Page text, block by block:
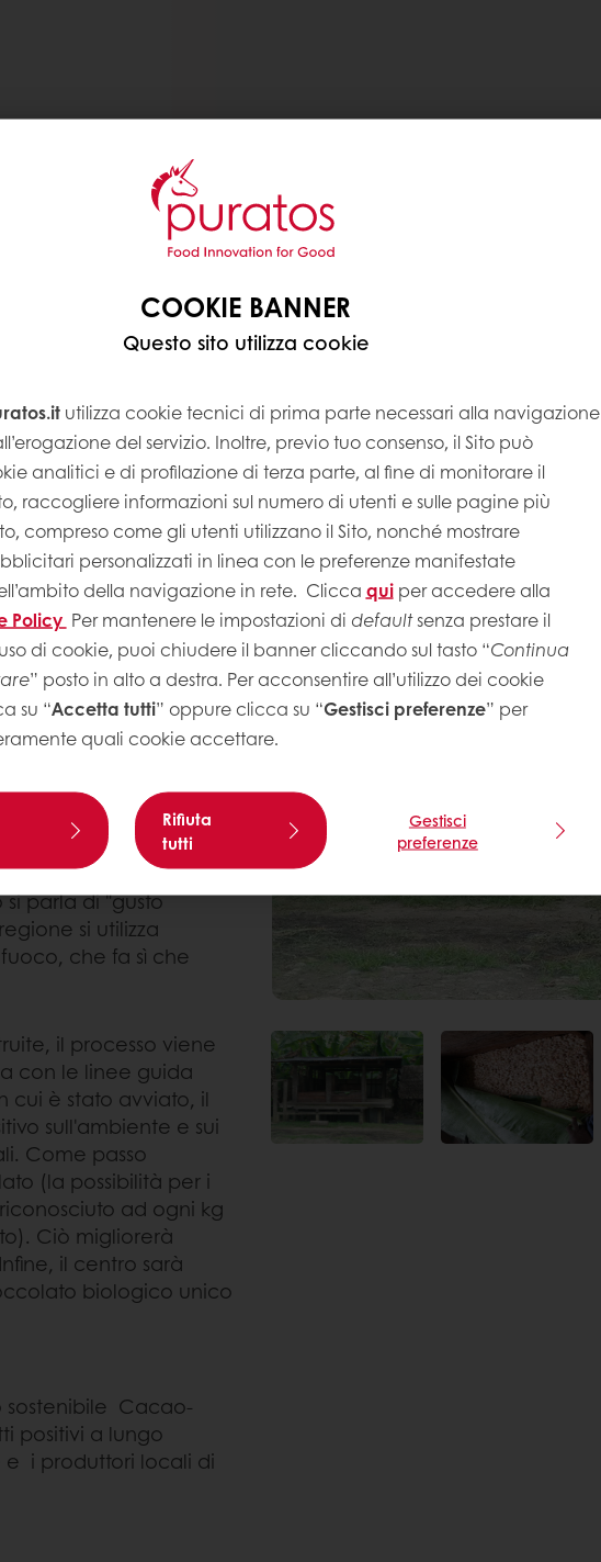
Cacao-Trace in
di
Tracein Vietnam,
in Papua Nuova
e
fave di cacao in circa
soddisfino i rigorosi
di fermentazione
la
dal gusto
e stabilire controlli di
interi container),
secondo il
di cacao di
parla di "gusto
si utilizza
che fa sì che
il processo viene
con le linee guida
cui è stato avviato, il
sull'ambiente e sui
Come passo
(la possibilità per i
ad ogni kg
Ciò migliorerà
il centro sarà
biologico unico
Cacao-
positivi a lungo
i produttori locali di
COOKIE BANNER
Questo sito utilizza cookie
utilizza cookie tecnici di prima parte necessari alla navigazione
del servizio. Inoltre, previo tuo consenso, il Sito può
analitici e di profilazione di terza parte, al fine di monitorare il
raccogliere informazioni sul numero di utenti e sulle pagine più
compreso come gli utenti utilizzano il Sito, nonché mostrare
personalizzati in linea con le preferenze manifestate
della navigazione in rete. Clicca quiper accedere alla
Policy Per mantenere le impostazioni di defaultsenza prestare il
di cookie, puoi chiudere il banner cliccando sul tasto “Continua
” posto in alto a destra. Per acconsentire all’utilizzo dei cookie
su “Accetta tutti” oppure clicca su “Gestisci preferenze” per
quali cookie accettare.
Rifiuta
tutti
Gestisci
preferenze